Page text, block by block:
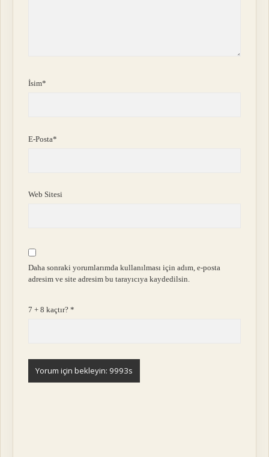
İsim*
E-Posta*
Web Sitesi
Daha sonraki yorumlarımda kullanılması için adım, e-posta
adresim ve site adresim bu tarayıcıya kaydedilsin.
7 + 8 kaçtır?*